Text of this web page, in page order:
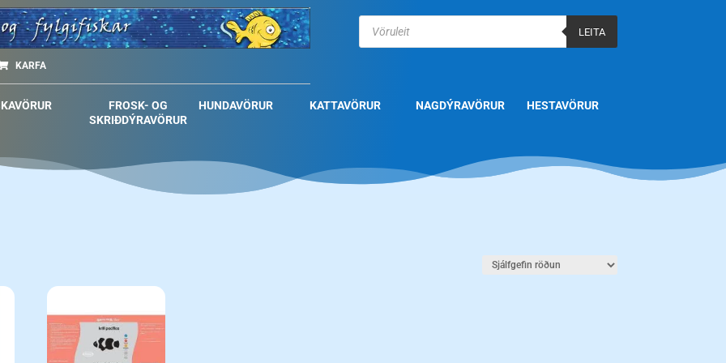
KARFA
Products
search
LEITA
FROSK- OG
SKRIÐDÝRAVÖRUR
HUNDAVÖRUR KATTAVÖRUR NAGDÝRAVÖRUR HESTAVÖRUR